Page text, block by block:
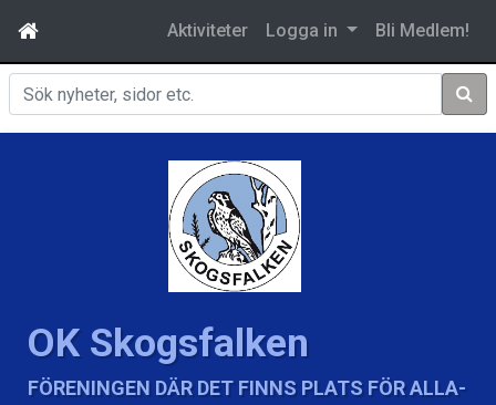
Aktiviteter Logga in Bli Medlem!
Sök
OK Skogsfalken
FÖRENINGEN DÄR DET FINNS PLATS FÖR ALLA-